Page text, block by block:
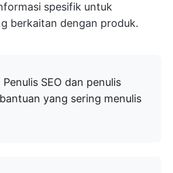
spesifik untuk
berkaitan dengan produk.
Penulis SEO dan penulis
yang sering menulis